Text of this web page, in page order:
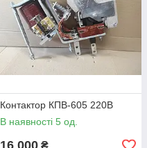
Контактор КПВ-605 220В
В наявності 5 од.
16 000 ₴